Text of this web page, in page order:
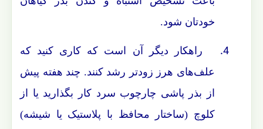
خودتان شود.
4.
راهکار دیگر آن است که کاری کنید که
علف‌های هرز زودتر رشد کنند. چند هفته پیش
از بذر پاشی چارچوب سرد کار بگذارید یا از
کلوچ (ساختار محافظ با پلاستیک یا شیشه)